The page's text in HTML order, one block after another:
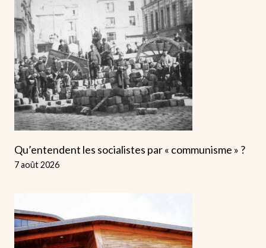
Qu’entendent les socialistes par « communisme » ?
7 août 2026